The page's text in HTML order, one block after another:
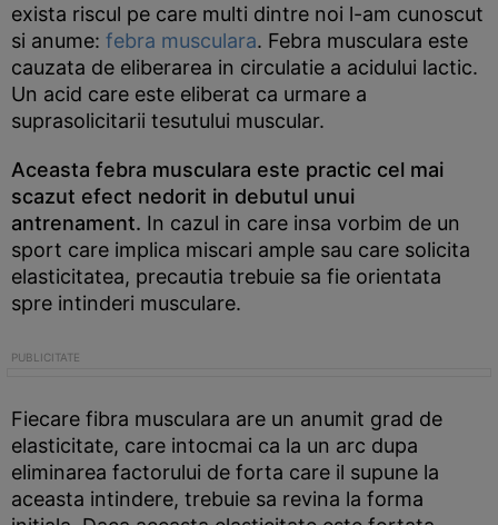
exista riscul pe care multi dintre noi l-am cunoscut
si anume: febra musculara. Febra musculara este
cauzata de eliberarea in circulatie a acidului lactic.
Un acid care este eliberat ca urmare a
suprasolicitarii tesutului muscular.
Aceasta febra musculara este practic cel mai
scazut efect nedorit in debutul unui
antrenament. In cazul in care insa vorbim de un
sport care implica miscari ample sau care solicita
elasticitatea, precautia trebuie sa fie orientata
spre intinderi musculare.
Fiecare fibra musculara are un anumit grad de
elasticitate, care intocmai ca la un arc dupa
eliminarea factorului de forta care il supune la
aceasta intindere, trebuie sa revina la forma